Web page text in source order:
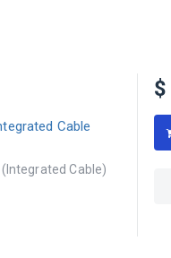
Cable
Cable)
$